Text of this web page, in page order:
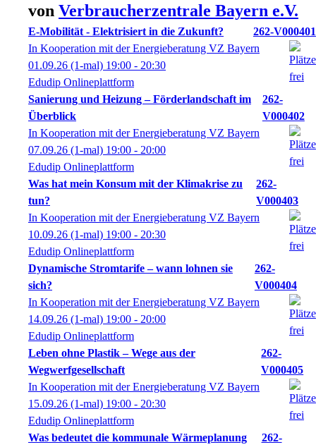
von Verbraucherzentrale Bayern e.V.
E-Mobilität - Elektrisiert in die Zukunft?
262-V000401
In Kooperation mit der Energieberatung VZ Bayern
01.09.26 (1-mal) 19:00 - 20:30
Edudip Onlineplattform
Sanierung und Heizung – Förderlandschaft im
Überblick
262-
V000402
In Kooperation mit der Energieberatung VZ Bayern
07.09.26 (1-mal) 19:00 - 20:00
Edudip Onlineplattform
Was hat mein Konsum mit der Klimakrise zu
tun?
262-
V000403
In Kooperation mit der Energieberatung VZ Bayern
10.09.26 (1-mal) 19:00 - 20:30
Edudip Onlineplattform
Dynamische Stromtarife – wann lohnen sie
sich?
262-
V000404
In Kooperation mit der Energieberatung VZ Bayern
14.09.26 (1-mal) 19:00 - 20:00
Edudip Onlineplattform
Leben ohne Plastik – Wege aus der
Wegwerfgesellschaft
262-
V000405
In Kooperation mit der Energieberatung VZ Bayern
15.09.26 (1-mal) 19:00 - 20:30
Edudip Onlineplattform
Was bedeutet die kommunale Wärmeplanung
262-